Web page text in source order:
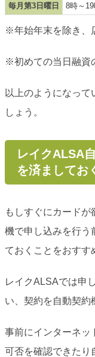
毎月第3日曜日
8時～
※年始年末を除き、
※初めての当日融資
以上のようになって
しょう。
レイクALSA
を済ましてお
もしすぐにカード
機で申し込みを行う
ておくことをおすす
レイクALSAでは申
い、契約を自動契約
事前にインターネッ
可否を確認できたり